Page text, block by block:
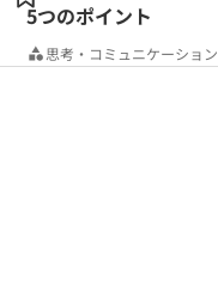
5つのポイント
思考・コミュニケーション